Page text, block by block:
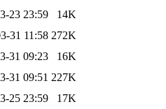
23 23:59
14K
31 11:58 272K
31 09:23
16K
31 09:51 227K
25 23:59
17K